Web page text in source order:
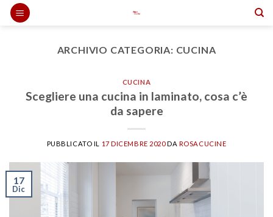
Skip
ARCHIVIO CATEGORIA: CUCINA
CUCINA
Scegliere una cucina in laminato, cosa c’è
da sapere
PUBBLICATO IL 17 DICEMBRE 2020DA ROSACUCINE
17
Dic